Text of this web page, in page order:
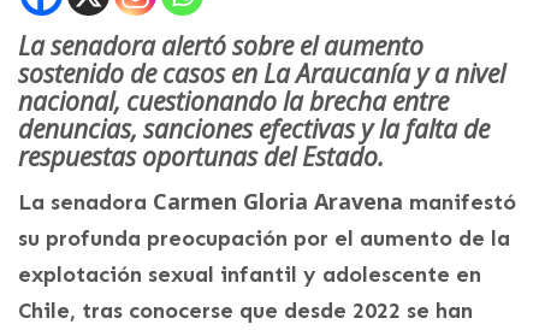
La senadora alertó sobre el aumento
sostenido de casos en La Araucanía y a nivel
nacional, cuestionando la brecha entre
denuncias, sanciones efectivas y la falta de
respuestas oportunas del Estado.
La senadora Carmen Gloria Aravena manifestó
su profunda preocupación por el aumento de la
explotación sexual infantil y adolescente en
Chile, tras conocerse que desde 2022 se han